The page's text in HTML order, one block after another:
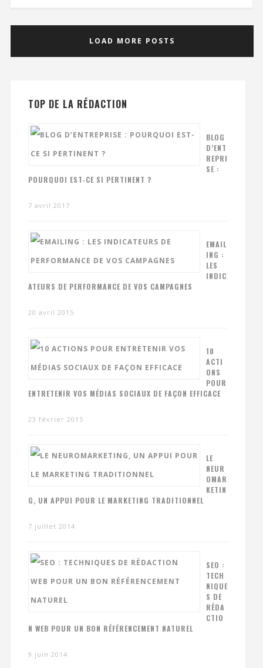
LOAD MORE POSTS
TOP DE LA RÉDACTION
BLOG
D’ENT
REPRI
SE :
POURQUOI EST-CE SI PERTINENT ?
7 avril 2017
EMAIL
ING :
LES
INDIC
ATEURS DE PERFORMANCE DE VOS CAMPAGNES
20 avril 2015
10
ACTI
ONS
POUR
ENTRETENIR VOS MÉDIAS SOCIAUX DE FAÇON EFFICACE
23 février 2015
LE
NEUR
OMAR
KETIN
G, UN APPUI POUR LE MARKETING TRADITIONNEL
7 juillet 2014
SEO :
TECH
NIQUE
S DE
RÉDA
CTIO
N WEB POUR UN BON RÉFÉRENCEMENT NATUREL
9 juin 2014